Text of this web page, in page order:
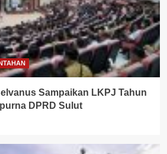
Sampaikan LKPJ Tahun
DPRD Sulut